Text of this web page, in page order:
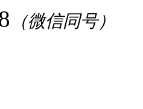
（微信同号）